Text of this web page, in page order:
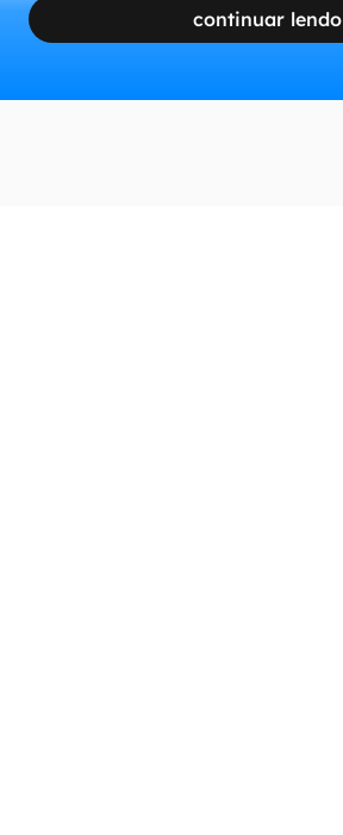
continuar lendo